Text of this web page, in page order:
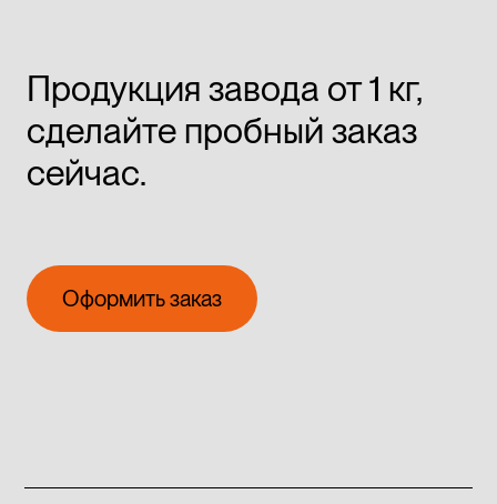
Продукция завода от 1 кг,
сделайте пробный заказ
сейчас.
Оформить заказ